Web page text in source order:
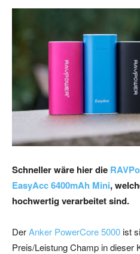
Schneller wäre hier die
EasyAcc 6400mAh Mini,
hochwertig verarbeitet sind.
DerAnker PowerCore 5000ist
Preis/Leistung Champ in dieser